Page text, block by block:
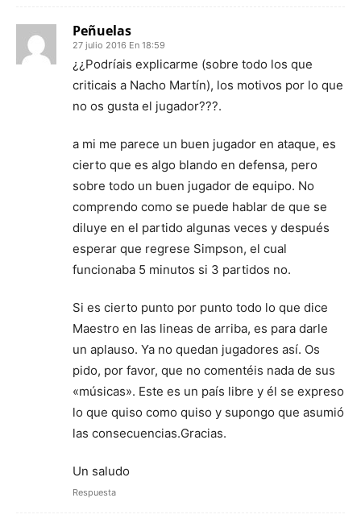
Peñuelas
27 julio 2016 En 18:59
¿¿Podríais explicarme (sobre todo los que
criticais a Nacho Martín), los motivos por lo que
no os gusta el jugador???.
a mi me parece un buen jugador en ataque, es
cierto que es algo blando en defensa, pero
sobre todo un buen jugador de equipo. No
comprendo como se puede hablar de que se
diluye en el partido algunas veces y después
esperar que regrese Simpson, el cual
funcionaba 5 minutos si 3 partidos no.
Si es cierto punto por punto todo lo que dice
Maestro en las lineas de arriba, es para darle
un aplauso. Ya no quedan jugadores así. Os
pido, por favor, que no comentéis nada de sus
«músicas». Este es un país libre y él se expreso
lo que quiso como quiso y supongo que asumió
las consecuencias.Gracias.
Un saludo
Respuesta